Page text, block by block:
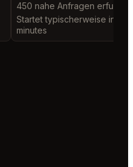
450 nahe Anfragen erfuellt
Startet typischerweise in 2
minutes